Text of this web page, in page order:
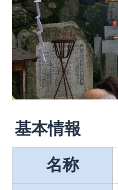
基本情報
名称